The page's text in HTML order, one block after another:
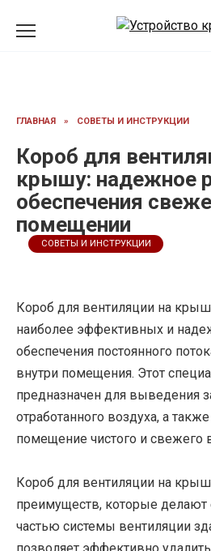
ГЛАВНАЯ » СОВЕТЫ И ИНСТРУКЦИИ
Короб для
крышу: надежное
обеспечения
помещении
СОВЕТЫ И ИНСТРУКЦИИ
Короб для вентиляции на
наиболее эффективных и
обеспечения постоянного
внутри помещения. Этот
предназначен для выведения
отработанного воздуха, а
помещение чистого и свежего
Короб для вентиляции на
преимуществ, которые
частью системы вентиляции